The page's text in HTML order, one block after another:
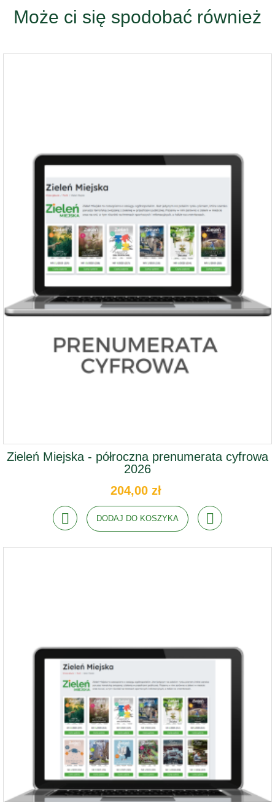
Może ci się spodobać również
Zieleń Miejska - półroczna prenumerata cyfrowa
2026
204,00 zł
DODAJ DO KOSZYKA